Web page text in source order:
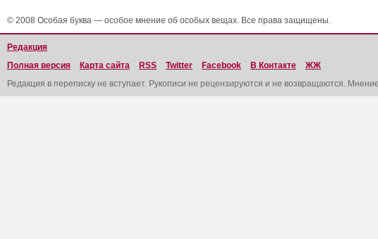
© 2008 Особая буква — особое мнение об особых вещах. Все права защищены.
Редакция
Полная версия
Карта сайта RSS Twitter Facebook В Контакте
ЖЖ
Редакция в переписку не вступает. Рукописи не рецензируются и не возвращаются.